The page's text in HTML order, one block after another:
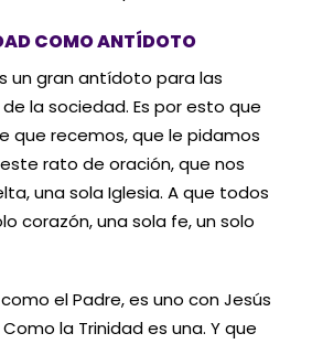
COMO ANTÍDOTO
un gran antídoto para las
la sociedad. Es por esto que
que recemos, que le pidamos
rato de oración, que nos
una sola Iglesia. A que todos
corazón, una sola fe, un solo
el Padre, es uno con Jesús
la Trinidad es una. Y que